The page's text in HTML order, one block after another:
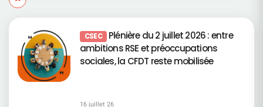
CSEC Plénière du 2 juillet 2026 : entre
ambitions RSE et préoccupations
sociales, la CFDT reste mobilisée
16 juillet 26